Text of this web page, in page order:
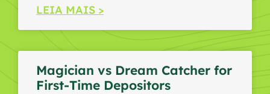
LEIA MAIS >
Magician vs Dream Catcher for
First-Time Depositors